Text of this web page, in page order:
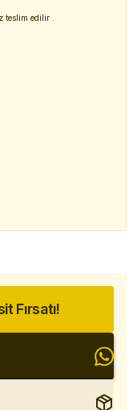
edilir .
Fırsatı!